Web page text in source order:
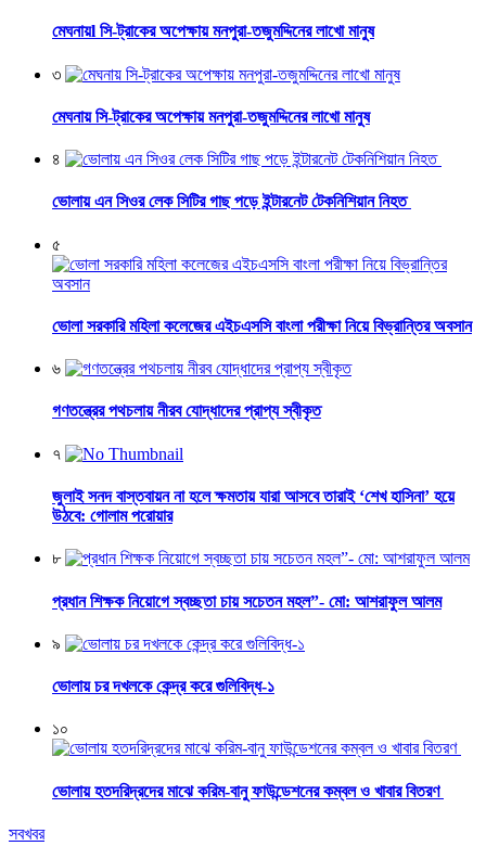
মেঘনায়l সি-ট্রাকের অপেক্ষায় মনপুরা-তজুমদ্দিনের লাখো মানুষ
৩
মেঘনায় সি-ট্রাকের অপেক্ষায় মনপুরা-তজুমদ্দিনের লাখো মানুষ
৪
ভোলায় এন সিওর লেক সিটির গাছ পড়ে ইন্টারনেট টেকনিশিয়ান নিহত
৫
ভোলা সরকারি মহিলা কলেজের এইচএসসি বাংলা পরীক্ষা নিয়ে বিভ্রান্তির অবসান
৬
গণতন্ত্রের পথচলায় নীরব যোদ্ধাদের প্রাপ্য স্বীকৃত
৭
জুলাই সনদ বাস্তবায়ন না হলে ক্ষমতায় যারা আসবে তারাই ‘শেখ হাসিনা’ হয়ে
উঠবে: গোলাম পরোয়ার
৮
প্রধান শিক্ষক নিয়োগে স্বচ্ছতা চায় সচেতন মহল”- মো: আশরাফুল আলম
৯
ভোলায় চর দখলকে কেন্দ্র করে গুলিবিদ্ধ-১
১০
ভোলায় হতদরিদ্রদের মাঝে করিম-বানু ফাউন্ডেশনের কম্বল ও খাবার বিতরণ
সবখবর